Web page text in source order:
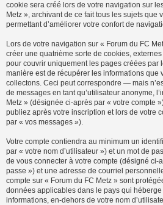
cookie sera créé lors de votre navigation sur
Metz », archivant de ce fait tous les sujets que
permettant d’améliorer votre confort de
Lors de votre navigation sur « Forum du FC
créer une quatrième sorte de cookies,
pour couvrir uniquement les pages créées par
manière est de récupérer les informations que
collectons. Ceci peut correspondre — mais
de messages en tant qu’utilisateur anonyme,
Metz » (désignée ci-après par « votre compte
publiez après votre inscription et lors de votre
par « vos messages »).
Votre compte contiendra au minimum un
par « votre nom d’utilisateur ») et un mot de
de vous connecter à votre compte (désigné ci-
passe ») et une adresse de courriel
compte sur « Forum du FC Metz » sont
données applicables dans le pays qui héberge
informations, en-dehors de votre nom